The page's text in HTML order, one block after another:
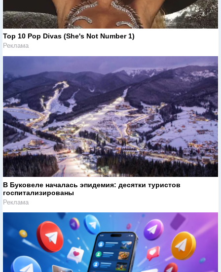
Top 10 Pop Divas (She's Not Number 1)
Реклама
В Буковеле началась эпидемия: десятки туристов
госпитализированы
Реклама